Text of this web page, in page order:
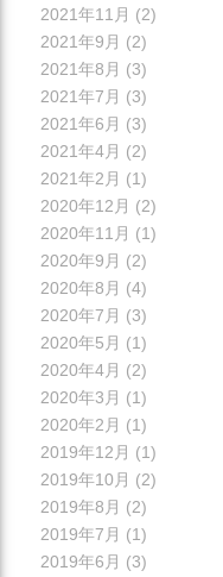
2021年11月 (2)
2021年9月 (2)
2021年8月 (3)
2021年7月 (3)
2021年6月 (3)
2021年4月 (2)
2021年2月 (1)
2020年12月 (2)
2020年11月 (1)
2020年9月 (2)
2020年8月 (4)
2020年7月 (3)
2020年5月 (1)
2020年4月 (2)
2020年3月 (1)
2020年2月 (1)
2019年12月 (1)
2019年10月 (2)
2019年8月 (2)
2019年7月 (1)
2019年6月 (3)